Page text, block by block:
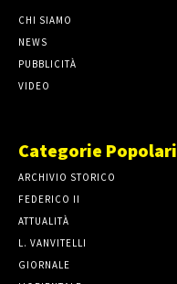
CHI SIAMO
NEWS
PUBBLICITÀ
VIDEO
Categorie Popolari
ARCHIVIO STORICO
FEDERICO II
ATTUALITÀ
L. VANVITELLI
GIORNALE